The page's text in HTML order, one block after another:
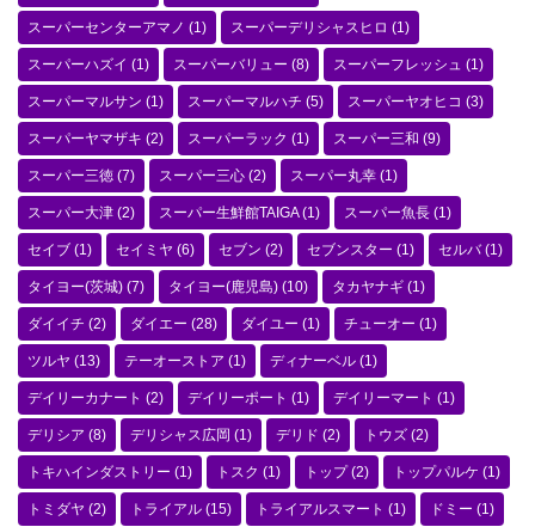
スーパーセンターアマノ (1) スーパーデリシャスヒロ (1)
スーパーハズイ (1) スーパーバリュー (8) スーパーフレッシュ (1)
スーパーマルサン (1) スーパーマルハチ (5) スーパーヤオヒコ (3)
スーパーヤマザキ (2) スーパーラック (1) スーパー三和 (9)
スーパー三徳 (7) スーパー三心 (2) スーパー丸幸 (1)
スーパー大津 (2) スーパー生鮮館TAIGA(1) スーパー魚長 (1)
セイブ (1) セイミヤ (6) セブン (2) セブンスター (1) セルバ(1)
タイヨー(茨城) (7) タイヨー(鹿児島) (10) タカヤナギ (1)
ダイイチ (2) ダイエー (28) ダイユー (1) チューオー (1)
ツルヤ (13) テーオーストア (1) ディナーベル (1)
デイリーカナート (2) デイリーポート (1) デイリーマート (1)
デリシア (8) デリシャス広岡 (1) デリド (2) トウズ (2)
トキハインダストリー (1) トスク (1) トップ(2) トップパルケ (1)
トミダヤ (2) トライアル (15) トライアルスマート (1) ドミー (1)